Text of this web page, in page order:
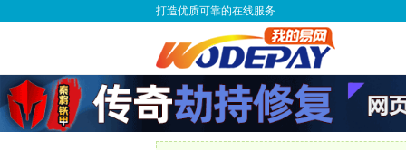
打造优质可靠的在线服务